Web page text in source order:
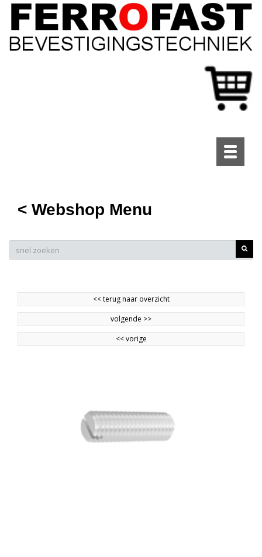
Toggle
< Webshop Menu
<<terug naar overzicht
volgende >>
<<vorige